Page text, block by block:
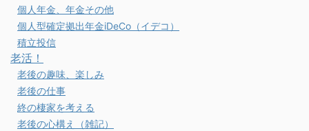
個人年金、年金その他
個人型確定拠出年金iDeCo（イデコ）
積立投信
老活！
老後の趣味、楽しみ
老後の仕事
終の棲家を考える
老後の心構え（雑記）